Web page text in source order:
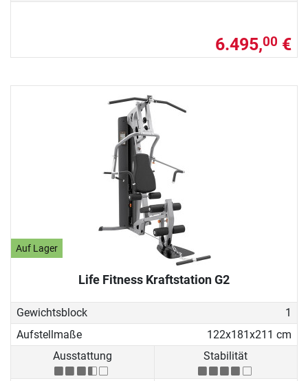
6.495,00 €
Auf Lager
Life Fitness Kraftstation G2
Gewichtsblock
1
Aufstellmaße
122x181x211 cm
Ausstattung
Stabilität